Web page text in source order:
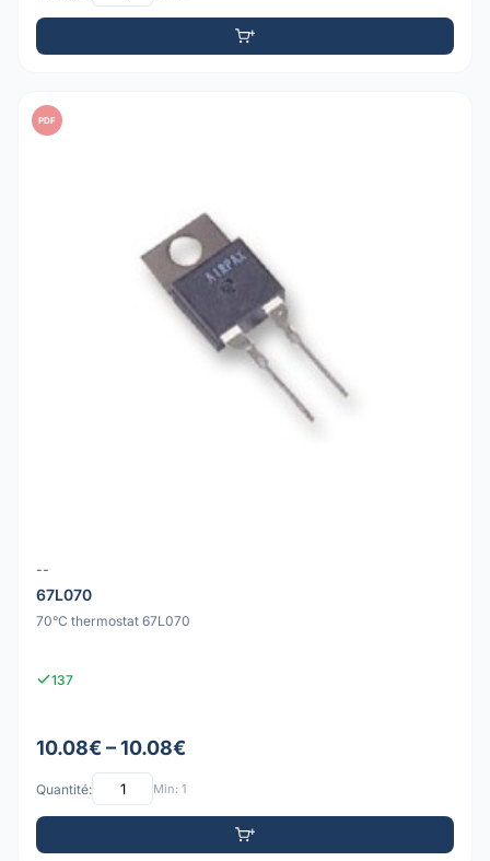
PDF
--
67L070
70°C thermostat 67L070
137
10.08€ – 10.08€
Quantité: Min: 1